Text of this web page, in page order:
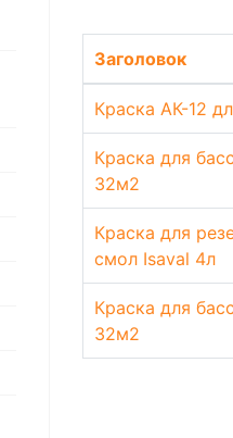
Заголовок
Краска АК-12
Краска для
32м2
Краска для
смол Isaval 4л
Краска для
32м2